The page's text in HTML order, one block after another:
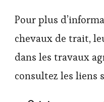
Pour plus
chevaux de trait,
dans les travaux
consultez les liens